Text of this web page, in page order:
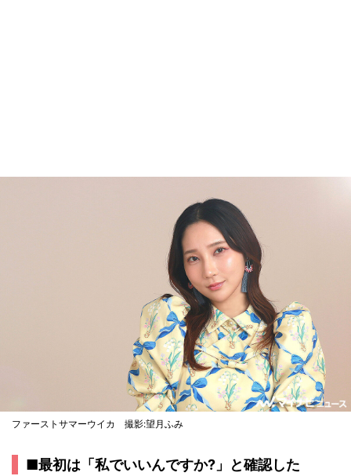
ファーストサマーウイカ 撮影:望月ふみ
■最初は「私でいいんですか?」と確認した